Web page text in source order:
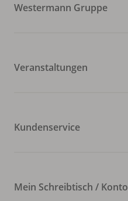
Westermann Gruppe
Veranstaltungen
Kundenservice
Mein Schreibtisch / Konto